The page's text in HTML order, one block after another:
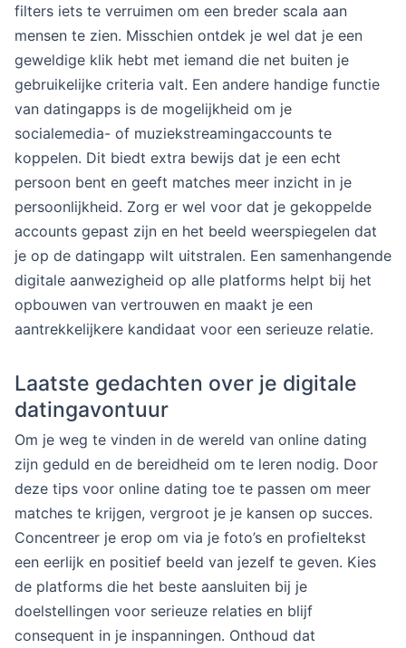
filters iets te verruimen om een breder scala aan
mensen te zien. Misschien ontdek je wel dat je een
geweldige klik hebt met iemand die net buiten je
gebruikelijke criteria valt. Een andere handige functie
van datingapps is de mogelijkheid om je
socialemedia- of muziekstreamingaccounts te
koppelen. Dit biedt extra bewijs dat je een echt
persoon bent en geeft matches meer inzicht in je
persoonlijkheid. Zorg er wel voor dat je gekoppelde
accounts gepast zijn en het beeld weerspiegelen dat
je op de datingapp wilt uitstralen. Een samenhangende
digitale aanwezigheid op alle platforms helpt bij het
opbouwen van vertrouwen en maakt je een
aantrekkelijkere kandidaat voor een serieuze relatie.
Laatste gedachten over je digitale
datingavontuur
Om je weg te vinden in de wereld van online dating
zijn geduld en de bereidheid om te leren nodig. Door
deze tips voor online dating toe te passen om meer
matches te krijgen, vergroot je je kansen op succes.
Concentreer je erop om via je foto’s en profieltekst
een eerlijk en positief beeld van jezelf te geven. Kies
de platforms die het beste aansluiten bij je
doelstellingen voor serieuze relaties en blijf
consequent in je inspanningen. Onthoud dat